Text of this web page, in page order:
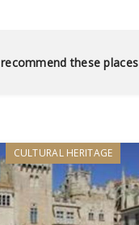
these places
CULTURAL HERITAGE